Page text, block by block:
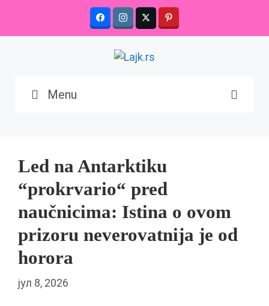
content
Menu
Led na Antarktiku
“prokrvario“ pred
naučnicima: Istina o ovom
prizoru neverovatnija je od
horora
јул 8, 2026